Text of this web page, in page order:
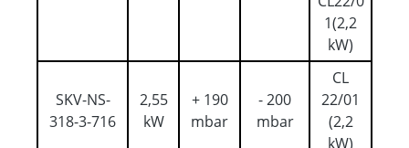
1(2,2
kW)
SKV-NS-
318-3-716
2,55
kW
+ 190
mbar
- 200
mbar
CL
22/01
(2,2
kW)